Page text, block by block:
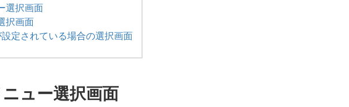
選択画面
択画面
定されている場合の選択画面
ュー選択画面